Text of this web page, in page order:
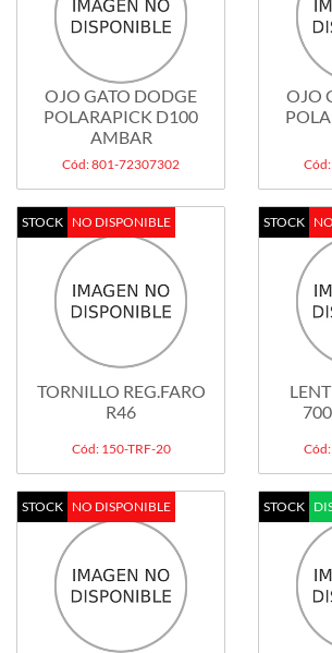
OJO GATO DODGE
POLARAPICK D100
AMBAR
Cód: 801-72307302
OJO
STOCK NO DISPONIBLE
TORNILLO REG.FARO
R46
Cód: 150-TRF-20
STOCK
STOCK NO DISPONIBLE STOCK